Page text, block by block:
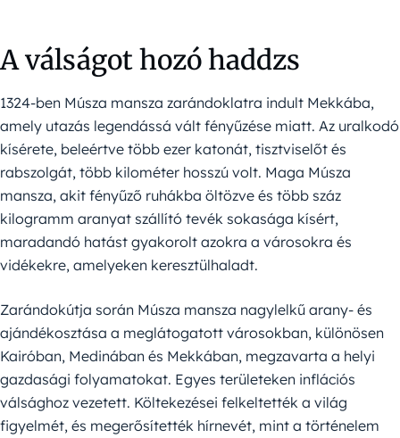
A válságot hozó haddzs
1324-ben Músza mansza zarándoklatra indult Mekkába,
amely utazás legendássá vált fényűzése miatt. Az uralkodó
kísérete, beleértve több ezer katonát, tisztviselőt és
rabszolgát, több kilométer hosszú volt. Maga Músza
mansza, akit fényűző ruhákba öltözve és több száz
kilogramm aranyat szállító tevék sokasága kísért,
maradandó hatást gyakorolt azokra a városokra és
vidékekre, amelyeken keresztülhaladt.
Zarándokútja során Músza mansza nagylelkű arany- és
ajándékosztása a meglátogatott városokban, különösen
Kairóban, Medinában és Mekkában, megzavarta a helyi
gazdasági folyamatokat. Egyes területeken inflációs
válsághoz vezetett. Költekezései felkeltették a világ
figyelmét, és megerősítették hírnevét, mint a történelem